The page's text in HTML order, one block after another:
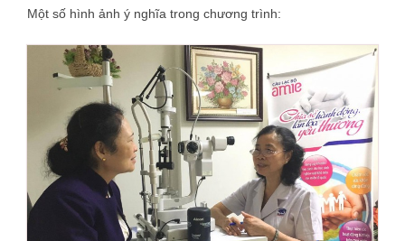
Một số hình ảnh ý nghĩa trong chương trình: